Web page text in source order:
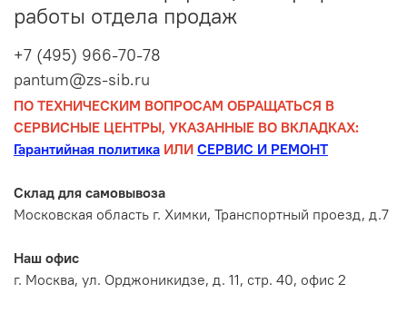
работы отдела продаж
+7 (495) 966-70-78
pantum@zs-sib.ru
ПО ТЕХНИЧЕСКИМ ВОПРОСАМ ОБРАЩАТЬСЯ В
СЕРВИСНЫЕ ЦЕНТРЫ, УКАЗАННЫЕ ВО ВКЛАДКАХ:
Гарантийная политика ИЛИ СЕРВИС И РЕМОНТ
Склад для самовывоза
Московская область г. Химки, Транспортный проезд, д.7
Наш офис
г. Москва, ул. Орджоникидзе, д. 11, стр. 40, офис 2